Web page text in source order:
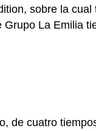
sobre la
La Emilia
de cuatro